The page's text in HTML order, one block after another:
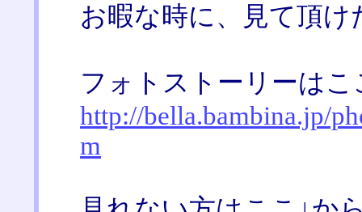
お暇な時に、見て頂け
フォトストーリーはこ
http://bella.bambina.jp/
m